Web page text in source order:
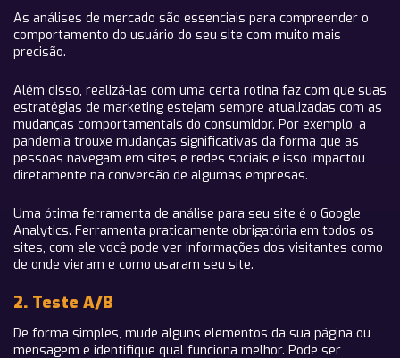
As análises de mercado são essenciais para compreender o
comportamento do usuário do seu site com muito mais
precisão.
Além disso, realizá-las com uma certa rotina faz com que suas
estratégias de marketing estejam sempre atualizadas com as
mudanças comportamentais do consumidor. Por exemplo, a
pandemia trouxe mudanças significativas da forma que as
pessoas navegam em sites e redes sociais e isso impactou
diretamente na conversão de algumas empresas.
Uma ótima ferramenta de análise para seu site é o Google
Analytics. Ferramenta praticamente obrigatória em todos os
sites, com ele você pode ver informações dos visitantes como
de onde vieram e como usaram seu site.
2. Teste A/B
De forma simples, mude alguns elementos da sua página ou
mensagem e identifique qual funciona melhor. Pode ser